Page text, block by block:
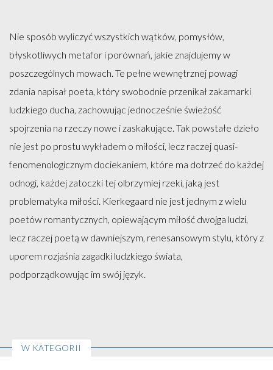
Nie sposób wyliczyć wszystkich wątków, pomysłów,
błyskotliwych metafor i porównań, jakie znajdujemy w
poszczególnych mowach. Te pełne wewnętrznej powagi
zdania napisał poeta, który swobodnie przenikał zakamarki
ludzkiego ducha, zachowując jednocześnie świeżość
spojrzenia na rzeczy nowe i zaskakujące. Tak powstałe dzieło
nie jest po prostu wykładem o miłości, lecz raczej quasi-
fenomenologicznym dociekaniem, które ma dotrzeć do każdej
odnogi, każdej zatoczki tej olbrzymiej rzeki, jaką jest
problematyka miłości. Kierkegaard nie jest jednym z wielu
poetów romantycznych, opiewającym miłość dwojga ludzi,
lecz raczej poetą w dawniejszym, renesansowym stylu, który z
uporem rozjaśnia zagadki ludzkiego świata,
podporządkowując im swój język.
W KATEGORII